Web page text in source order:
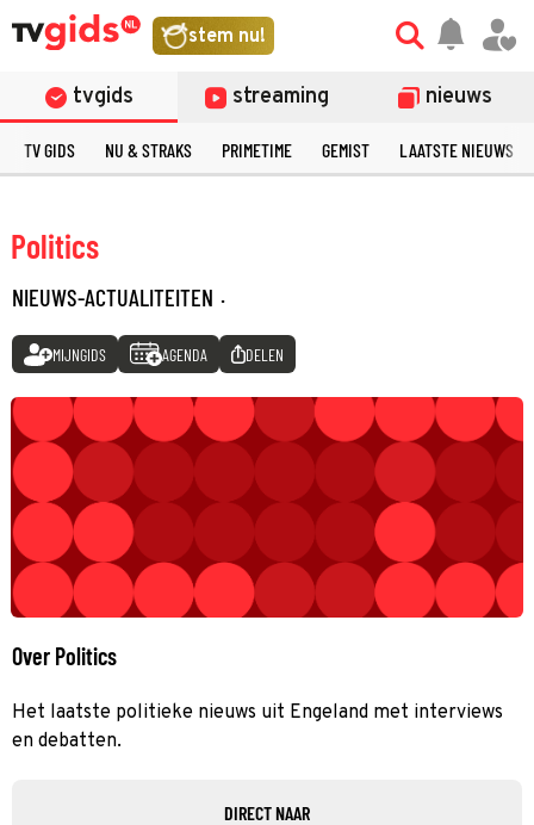
stem nu!
tvgids streaming nieuws
TV GIDS NU & STRAKS PRIMETIME GEMIST LAATSTE NIEUWS
Politics
NIEUWS-ACTUALITEITEN ·
MIJNGIDS AGENDA DELEN
Over Politics
Het laatste politieke nieuws uit Engeland met interviews
en debatten.
DIRECT NAAR